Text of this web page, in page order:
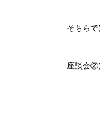
そちら
座談会②